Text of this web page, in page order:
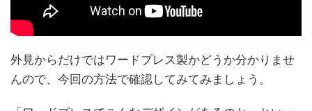
外見からだけではワードプレス製かどうか分かりませ
んので、今回の方法で確認してみてみましょう。